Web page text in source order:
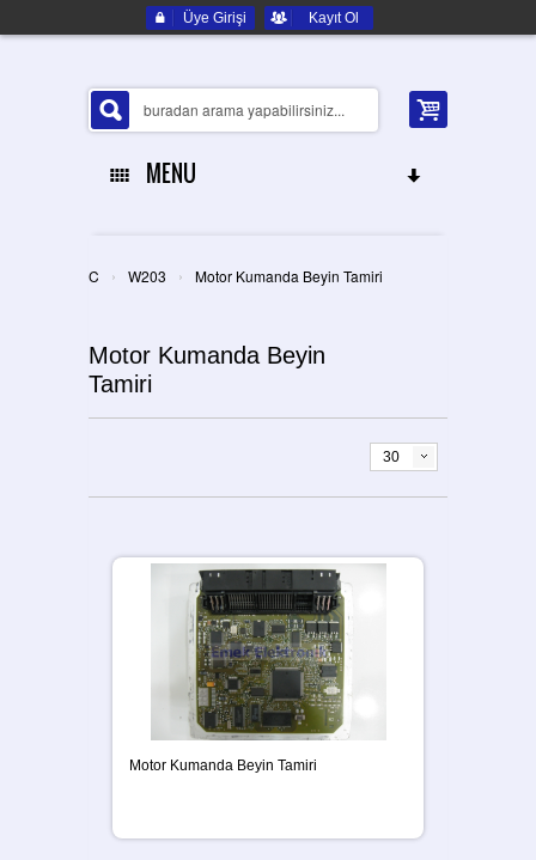
Üye Girişi Kayıt Ol
MENU
ELEKTRONIK YEDEK PARÇA
İLETIŞIM
C › W203 › Motor Kumanda Beyin Tamiri
Motor Kumanda Beyin
Tamiri
30
Motor Kumanda Beyin Tamiri